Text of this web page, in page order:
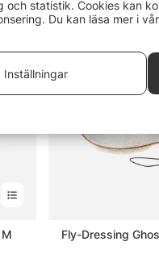
Fly-Dressing
och statistik. Cookies kan
Du kan läsa mer i vår
Inställningar